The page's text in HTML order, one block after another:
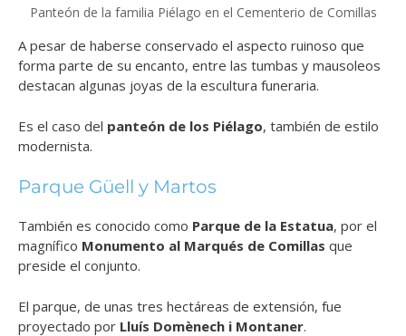
Panteón de la familia Piélago en el Cementerio de Comillas
A pesar de haberse conservado el aspecto ruinoso que
forma parte de su encanto, entre las tumbas y mausoleos
destacan algunas joyas de la escultura funeraria.
Es el caso del panteón de los Piélago, también de estilo
modernista.
Parque Güell y Martos
También es conocido como Parque de la Estatua, por el
magnífico Monumento al Marqués de Comillas que
preside el conjunto.
El parque, de unas tres hectáreas de extensión, fue
proyectado por Lluís Domènech i Montaner.